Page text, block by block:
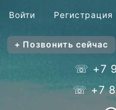
Войти Регистрация
+ Позвонить сейчас
☏ +7
☏ +7